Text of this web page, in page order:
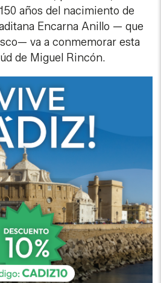
años del nacimiento de
Encarna Anillo — que
va a conmemorar esta
de Miguel Rincón.